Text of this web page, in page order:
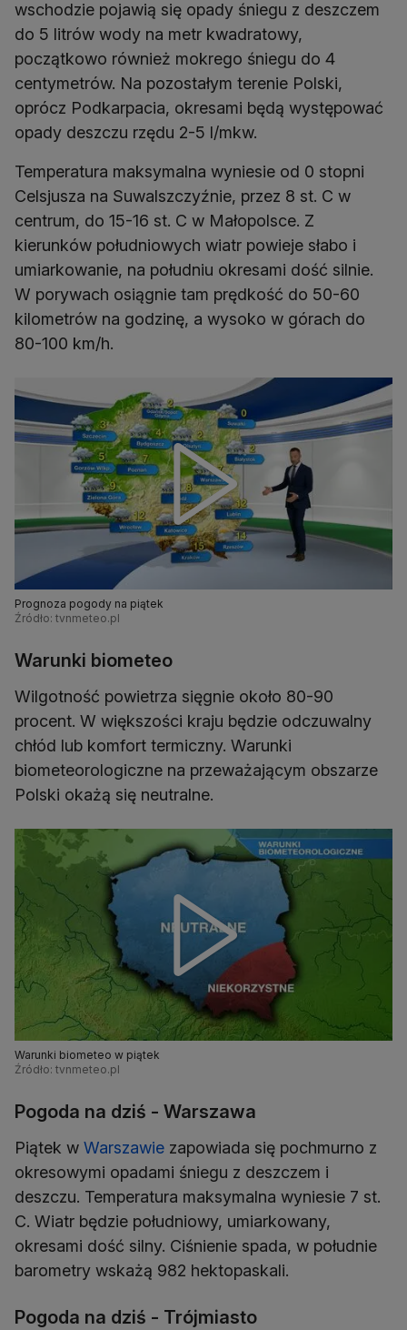
wschodzie pojawią się opady śniegu z deszczem
do 5 litrów wody na metr kwadratowy,
początkowo również mokrego śniegu do 4
centymetrów. Na pozostałym terenie Polski,
oprócz Podkarpacia, okresami będą występować
opady deszczu rzędu 2-5 l/mkw.
Temperatura maksymalna wyniesie od 0 stopni
Celsjusza na Suwalszczyźnie, przez 8 st. C w
centrum, do 15-16 st. C w Małopolsce. Z
kierunków południowych wiatr powieje słabo i
umiarkowanie, na południu okresami dość silnie.
W porywach osiągnie tam prędkość do 50-60
kilometrów na godzinę, a wysoko w górach do
80-100 km/h.
Prognoza pogody na piątek
Źródło: tvnmeteo.pl
Warunki biometeo
Wilgotność powietrza sięgnie około 80-90
procent. W większości kraju będzie odczuwalny
chłód lub komfort termiczny. Warunki
biometeorologiczne na przeważającym obszarze
Polski okażą się neutralne.
Warunki biometeo w piątek
Źródło: tvnmeteo.pl
Pogoda na dziś - Warszawa
Piątek w Warszawie zapowiada się pochmurno z
okresowymi opadami śniegu z deszczem i
deszczu. Temperatura maksymalna wyniesie 7 st.
C. Wiatr będzie południowy, umiarkowany,
okresami dość silny. Ciśnienie spada, w południe
barometry wskażą 982 hektopaskali.
Pogoda na dziś - Trójmiasto